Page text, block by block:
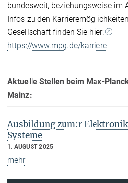
bundesweit, beziehungsweise im
Infos zu den
Gesellschaft finden Sie hier:
https://www.mpg.de/karriere
Aktuelle Stellen beim Max-
Mainz:
Ausbildung zum:r
Systeme
1. AUGUST 2025
mehr